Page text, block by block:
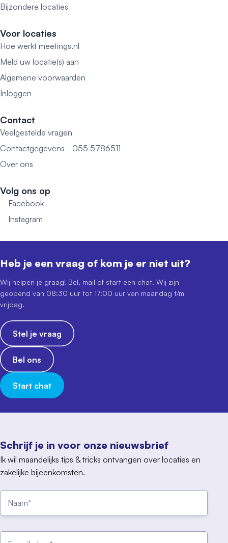
Bijzondere locaties
Voor locaties
Hoe werkt meetings.nl
Meld uw locatie(s) aan
Algemene voorwaarden
Inloggen
Contact
Veelgestelde vragen
Contactgegevens - 055 5786511
Over ons
Volg ons op
Facebook
Instagram
Schrijf je in voor onze nieuwsbrief
Ik wil maandelijks tips & tricks ontvangen over locaties en
zakelijke bijeenkomsten.
Heb je een vraag of kom je er niet uit?
Wij helpen je graag! Bel, mail of start een chat. Wij zijn
geopend van 08:30 uur tot 17:00 uur van maandag t/m
vrijdag.
Stel je vraag
Bel ons
Start chat